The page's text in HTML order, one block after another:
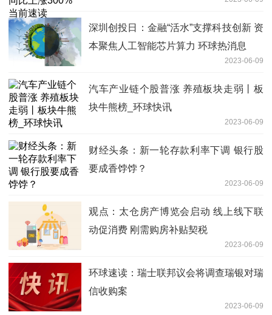
深圳创投日：金融“活水”支撑科技创新 资
本聚焦人工智能芯片算力 环球热消息
2023-06-09
汽车产业链个股普涨 养殖板块走弱丨板
块牛熊榜_环球快讯
2023-06-09
财经头条：新一轮存款利率下调 银行股
要成香饽饽？
2023-06-09
观点：太仓房产博览会启动 线上线下联
动促消费 刚需购房补贴契税
2023-06-09
环球速读：瑞士联邦议会将调查瑞银对瑞
信收购案
2023-06-09